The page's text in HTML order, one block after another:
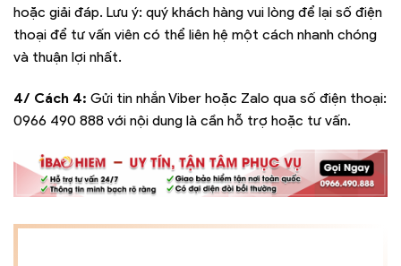
hoặc giải đáp. Lưu ý: quý khách hàng vui lòng để lại số điện
thoại để tư vấn viên có thể liên hệ một cách nhanh chóng
và thuận lợi nhất.
4/ Cách 4: Gửi tin nhắn Viber hoặc Zalo qua số điện thoại:
0966 490 888 với nội dung là cần hỗ trợ hoặc tư vấn.